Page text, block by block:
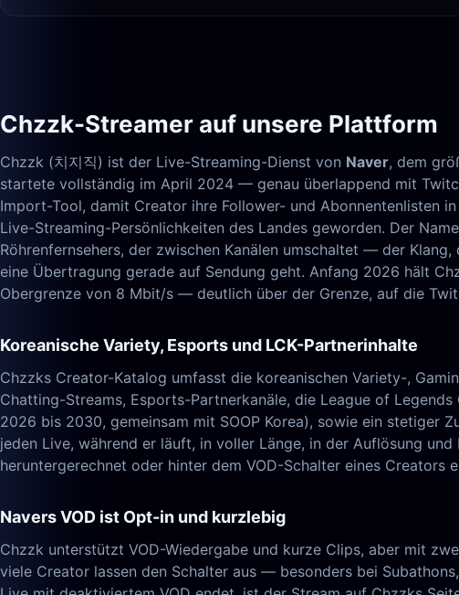
Chzzk-Streamer auf unsere Plattform
Chzzk (치지직) ist der Live-Streaming-Dienst von Naver, dem
startete vollständig im April 2024 — genau überlappend mit
Import-Tool, damit Creator ihre Follower- und Abonnentenlisten
Live-Streaming-Persönlichkeiten des Landes geworden. Der
Röhrenfernsehers, der zwischen Kanälen umschaltet — der
eine Übertragung gerade auf Sendung geht. Anfang 2026 hält
Obergrenze von 8 Mbit/s — deutlich über der Grenze, auf die
Koreanische Variety, Esports und LCK-Partnerinhalte
Chzzks Creator-Katalog umfasst die koreanischen Variety-,
Chatting-Streams, Esports-Partnerkanäle, die League of
2026 bis 2030, gemeinsam mit SOOP Korea), sowie ein stetiger
jeden Live, während er läuft, in voller Länge, in der Auflösung
heruntergerechnet oder hinter dem VOD-Schalter eines Creators
Navers VOD ist Opt-in und kurzlebig
Chzzk unterstützt VOD-Wiedergabe und kurze Clips, aber mit
viele Creator lassen den Schalter aus — besonders bei